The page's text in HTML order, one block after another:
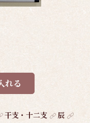
れる
干支・十二支 辰